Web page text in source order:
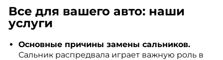
Все для вашего авто: наши
услуги
Основные причины замены сальников.
Сальник распредвала играет важную роль в